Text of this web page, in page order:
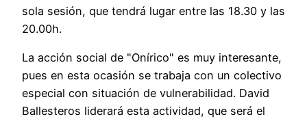
sola sesión, que tendrá lugar entre las 18.30 y las
20.00h.
La acción social de "Onírico" es muy interesante,
pues en esta ocasión se trabaja con un colectivo
especial con situación de vulnerabilidad. David
Ballesteros liderará esta actividad, que será el